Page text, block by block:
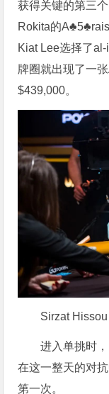
获得关键的第三
Rokita的
Kiat Lee选择了
牌圈就出现了一
$439,000。
Sirzat Hissou
进入单挑时
在这一整天的对
第一次。